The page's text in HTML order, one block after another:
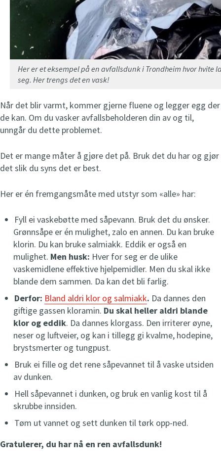
Her er et eksempel på en avfallsdunk i Trondheim hvor hvite
seg. Her trengs det en vask!
Når det blir varmt, kommer gjerne fluene og legger egg der
de kan. Om du vasker avfallsbeholderen din av og til,
unngår du dette problemet.
Det er mange måter å gjøre det på. Bruk det du har og gjør
det slik du syns det er best.
Her er én fremgangsmåte med utstyr som «alle» har:
Fyll ei vaskebøtte med såpevann. Bruk det du ønsker.
Grønnsåpe er én mulighet, zalo en annen. Du kan bruke
klorin. Du kan bruke salmiakk. Eddik er også en
mulighet. Men husk: Hver for seg er de ulike
vaskemidlene effektive hjelpemidler. Men du skal ikke
blande dem sammen. Da kan det bli farlig.
Derfor: Bland aldri klor og salmiakk. Da dannes den
giftige gassen kloramin. Du skal heller aldri blande
klor og eddik. Da dannes klorgass. Den irriterer øyne,
neser og luftveier, og kan i tillegg gi kvalme, hodepine,
brystsmerter og tungpust.
Bruk ei fille og det rene såpevannet til å vaske utsiden
av dunken.
Hell såpevannet i dunken, og bruk en vanlig kost til å
skrubbe innsiden.
Tøm ut vannet og sett dunken til tørk opp-ned.
Gratulerer, du har nå en ren avfallsdunk!